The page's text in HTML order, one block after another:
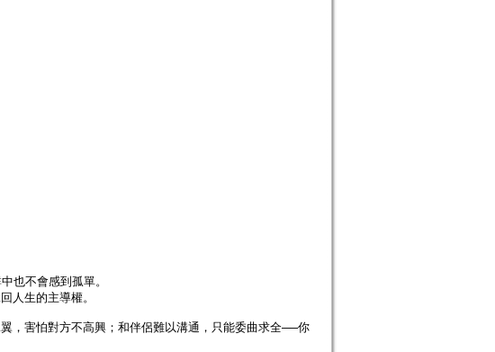
也不會感到孤單。
人生的主導權。
，害怕對方不高興；和伴侶難以溝通，只能委曲求全──你